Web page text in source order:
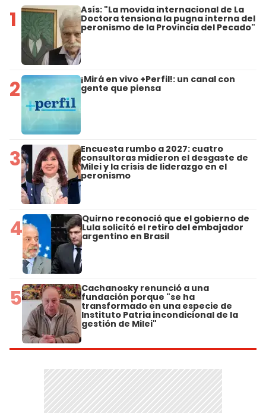
1 Asís: "La movida internacional de La
Doctora tensiona la pugna interna del
peronismo de la Provincia del Pecado"
2 ¡Mirá en vivo +Perfil!: un canal con
gente que piensa
3 Encuesta rumbo a 2027: cuatro
consultoras midieron el desgaste de
Milei y la crisis de liderazgo en el
peronismo
4 Quirno reconoció que el gobierno de
Lula solicitó el retiro del embajador
argentino en Brasil
5 Cachanosky renunció a una
fundación porque "se ha
transformado en una especie de
Instituto Patria incondicional de la
gestión de Milei"